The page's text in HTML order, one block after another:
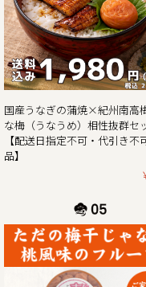
ぱんだ感謝還元セール
生クリームぱんだ21個
逃しなく。
2025/02/01
紀州南高梅がお買い得
ト5倍プレゼントのダブ
この度、ご家庭用梅干
めいただけるお買い得
た、期間中当企画の商
さらにダブルキャンペ
品を対象にご購入時に
ぜひお得なこの機会に
国産うなぎの蒲焼×紀州南高
な梅（うなうめ）相性抜群セ
【配送日指定不可・代引き不
品】